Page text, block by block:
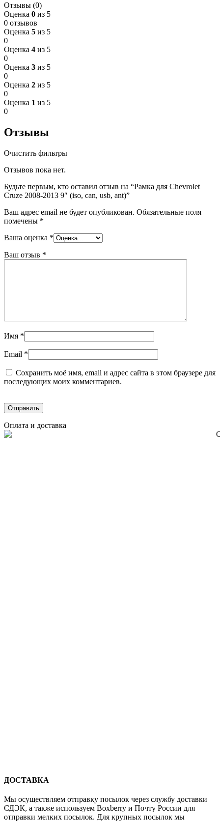
Отзывы (0)
Оценка 0 из 5
0 отзывов
Оценка 5 из 5
0
Оценка 4 из 5
0
Оценка 3 из 5
0
Оценка 2 из 5
0
Оценка 1 из 5
0
Отзывы
Очистить фильтры
Отзывов пока нет.
Будьте первым, кто оставил отзыв на “Рамка для Chevrolet
Cruze 2008-2013 9″ (iso, can, usb, ant)”
Ваш адрес email не будет опубликован. Обязательные поля
помечены *
Ваша оценка *
Ваш отзыв *
Имя *
Email *
Сохранить моё имя, email и адрес сайта в этом браузере для
последующих моих комментариев.
Оплата и доставка
ДОСТАВКА
Мы осуществляем отправку посылок через службу доставки
СДЭК, а также используем Boxberry и Почту России для
отправки мелких посылок. Для крупных посылок мы